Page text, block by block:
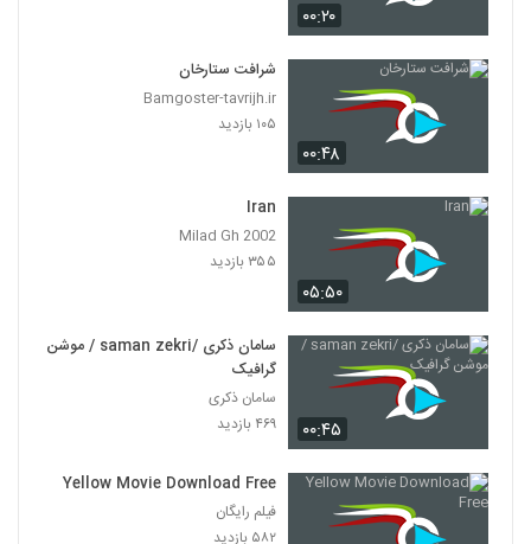
۰۰:۲۰
۰۰:۴۸
شرافت ستارخان
Bamgoster-tavrijh.ir
۱۰۵ بازدید
۰۵:۵۰
Iran
Milad Gh 2002
۳۵۵ بازدید
۰۰:۴۵
سامان ذکری /saman zekri / موشن
گرافیک
سامان ذکری
۴۶۹ بازدید
Yellow Movie Download Free
فیلم رایگان
۵۸۲ بازدید